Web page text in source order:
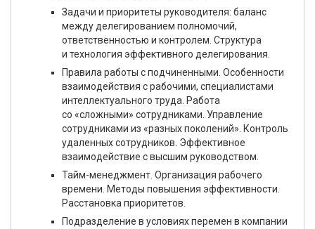
Задачи и приоритеты руководителя: баланс
между делегированием полномочий,
ответственностью и контролем. Структура
и технология эффективного делегирования.
Правила работы с подчиненными. Особенности
взаимодействия с рабочими, специалистами
интеллектуального труда. Работа
со «сложными» сотрудниками. Управление
сотрудниками из «разных поколений». Контроль
удаленных сотрудников. Эффективное
взаимодействие с высшим руководством.
Тайм-менеджмент. Организация рабочего
времени. Методы повышения эффективности.
Расстановка приоритетов.
Подразделение в условиях перемен в компании